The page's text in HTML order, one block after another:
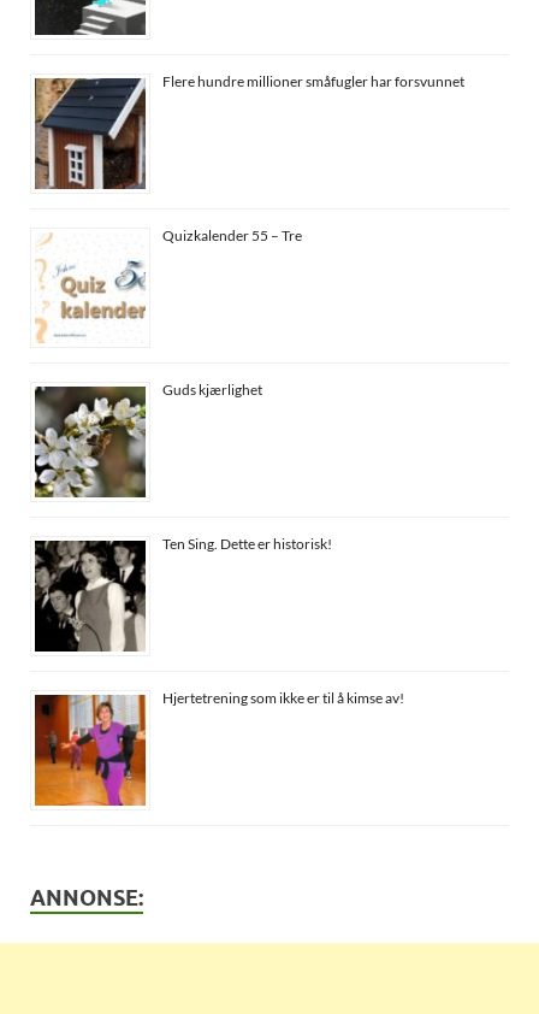
Flere hundre millioner småfugler har forsvunnet
Quizkalender 55 – Tre
Guds kjærlighet
Ten Sing. Dette er historisk!
Hjertetrening som ikke er til å kimse av!
ANNONSE: